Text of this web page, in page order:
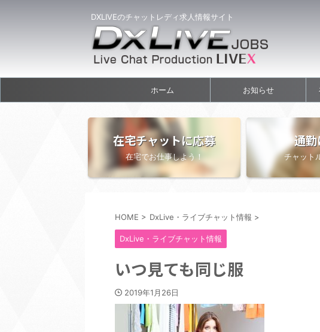
DXLIVEのチャットレディ求人情報サイト
ホーム お知らせ
在宅チャットに応募
在宅でお仕事しよう！
通
チャット
HOME > DxLive・ライブチャット情報 >
DxLive・ライブチャット情報
いつ見ても同じ服
2019年1月26日